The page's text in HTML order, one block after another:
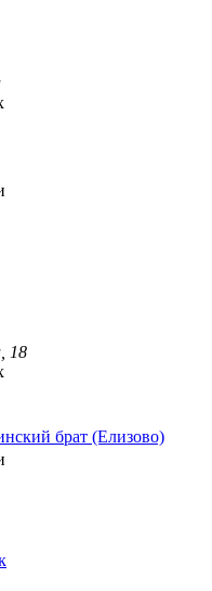
18
брат (Елизово)